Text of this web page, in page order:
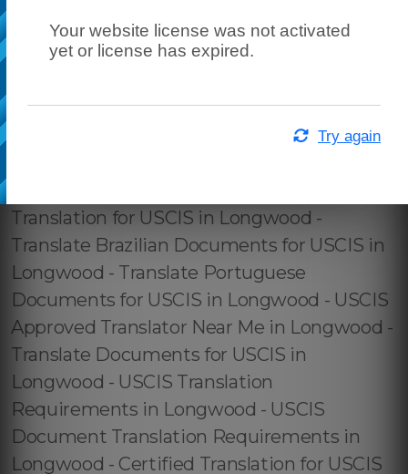
Your website license was not activated
yet or license has expired.
Try again